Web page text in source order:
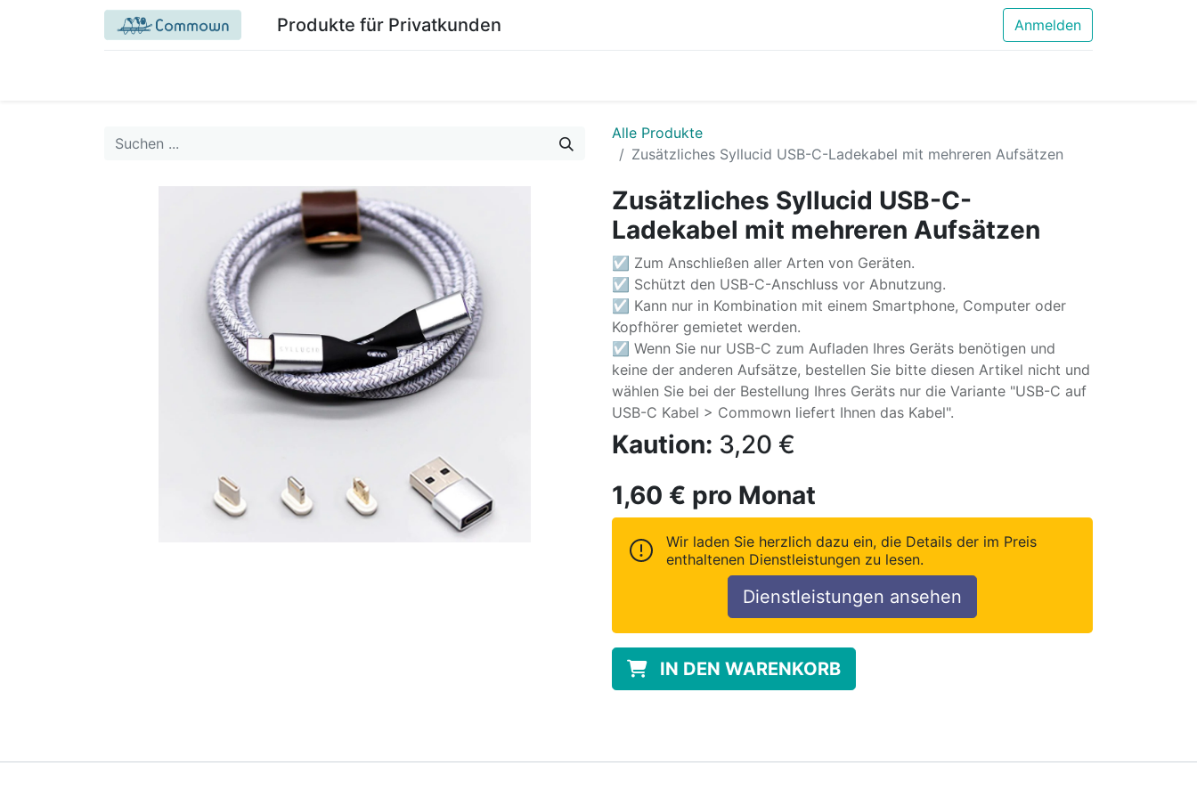
Produkte für Privatkunden Anmelden
Alle Produkte
Zusätzliches Syllucid USB-C-Ladekabel mit mehreren Aufsätzen
Zusätzliches Syllucid USB-C-
Ladekabel mit mehreren Aufsätzen
☑ Zum Anschließen aller Arten von Geräten.
☑ Schützt den USB-C-Anschluss vor Abnutzung.
☑ Kann nur in Kombination mit einem Smartphone, Computer oder
Kopfhörer gemietet werden.
☑ Wenn Sie nur USB-C zum Aufladen Ihres Geräts benötigen und
keine der anderen Aufsätze, bestellen Sie bitte diesen Artikel nicht und
wählen Sie bei der Bestellung Ihres Geräts nur die Variante "USB-C auf
USB-C Kabel > Commown liefert Ihnen das Kabel".
Kaution: 3,20 €
1,60 € pro Monat
Wir laden Sie herzlich dazu ein, die Details der im Preis
enthaltenen Dienstleistungen zu lesen.
Dienstleistungen ansehen
IN DEN WARENKORB